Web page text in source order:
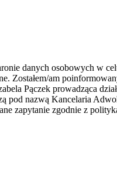
danych osobowych w
am
Pączek prowadząca
pod nazwą Kancelaria
zapytanie zgodnie z